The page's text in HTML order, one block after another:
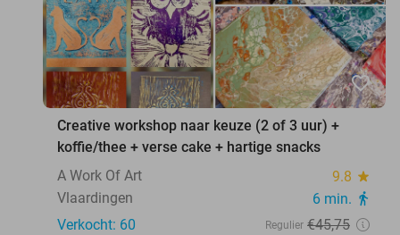
favorite_border
Creative workshop naar keuze (2 of 3 uur) +
koffie/thee + verse cake + hartige snacks
A Work Of Art
9.8 star
Vlaardingen 6 min. directions_walk
Verkocht: 60 Regulier €45,75